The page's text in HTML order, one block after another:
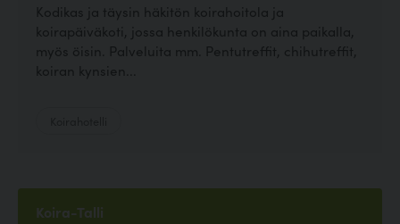
Kodikas ja täysin häkitön koirahoitola ja
koirapäiväkoti, jossa henkilökunta on aina paikalla,
myös öisin. Palveluita mm. Pentutreffit, chihutreffit,
koiran kynsien...
Koira-Talli